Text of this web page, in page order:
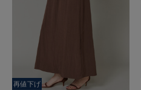
再値下げ